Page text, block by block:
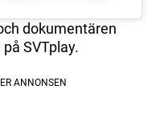
dokumentären
SVTplay.